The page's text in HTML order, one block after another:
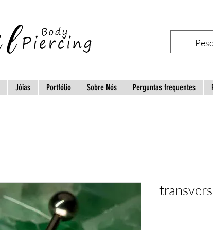
Jóias Portfólio Sobre Nós Perguntas frequentes